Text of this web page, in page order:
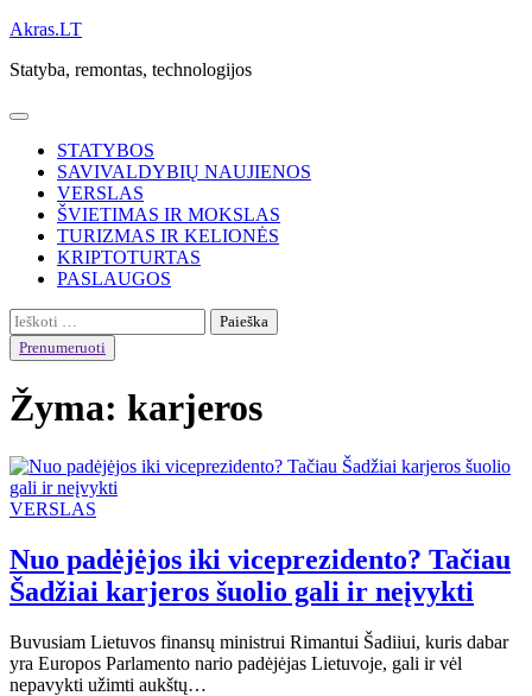
Skip
content
Akras.LT
Statyba, remontas, technologijos
STATYBOS
SAVIVALDYBIŲ NAUJIENOS
VERSLAS
ŠVIETIMAS IR MOKSLAS
TURIZMAS IR KELIONĖS
KRIPTOTURTAS
PASLAUGOS
Ieškoti:
Prenumeruoti
Žyma: karjeros
VERSLAS
Nuo padėjėjos iki viceprezidento? Tačiau
Šadžiai karjeros šuolio gali ir neįvykti
Buvusiam Lietuvos finansų ministrui Rimantui Šadiiui, kuris dabar
yra Europos Parlamento nario padėjėjas Lietuvoje, gali ir vėl
nepavykti užimti aukštų…